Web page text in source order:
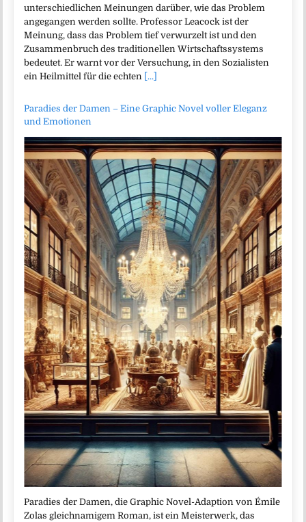
unterschiedlichen Meinungen darüber, wie das Problem
angegangen werden sollte. Professor Leacock ist der
Meinung, dass das Problem tief verwurzelt ist und den
Zusammenbruch des traditionellen Wirtschaftssystems
bedeutet. Er warnt vor der Versuchung, in den Sozialisten
ein Heilmittel für die echten [...]
Paradies der Damen – Eine Graphic Novel voller Eleganz
und Emotionen
Paradies der Damen, die Graphic Novel-Adaption von Émile
Zolas gleichnamigem Roman, ist ein Meisterwerk, das